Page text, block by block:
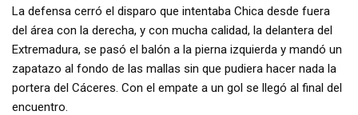
La defensa cerró el disparo que intentaba Chica desde fuera
del área con la derecha, y con mucha calidad, la delantera del
Extremadura, se pasó el balón a la pierna izquierda y mandó un
zapatazo al fondo de las mallas sin que pudiera hacer nada la
portera del Cáceres. Con el empate a un gol se llegó al final del
encuentro.